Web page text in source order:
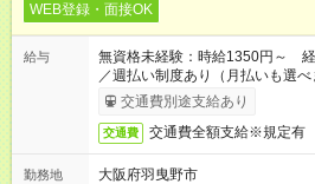
WEB登録・面接OK
給与
無資格未経験：時給1350円～
／週払い制度あり（月払いも選
了次第のお支払いとなります。
交通費別途支給あり
交通費 交通費全額支給※規定有
勤務地
大阪府羽曳野市